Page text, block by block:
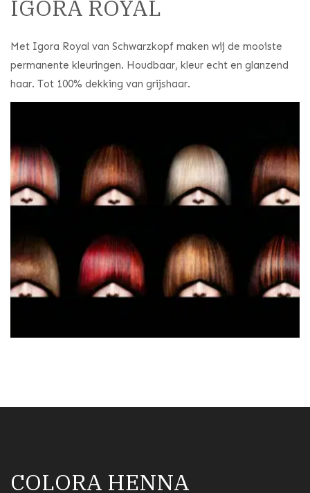
IGORA ROYAL
Met Igora Royal van Schwarzkopf maken wij de mooiste
permanente kleuringen. Houdbaar, kleur echt en glanzend
haar. Tot 100% dekking van grijshaar.
COLORA HENNA